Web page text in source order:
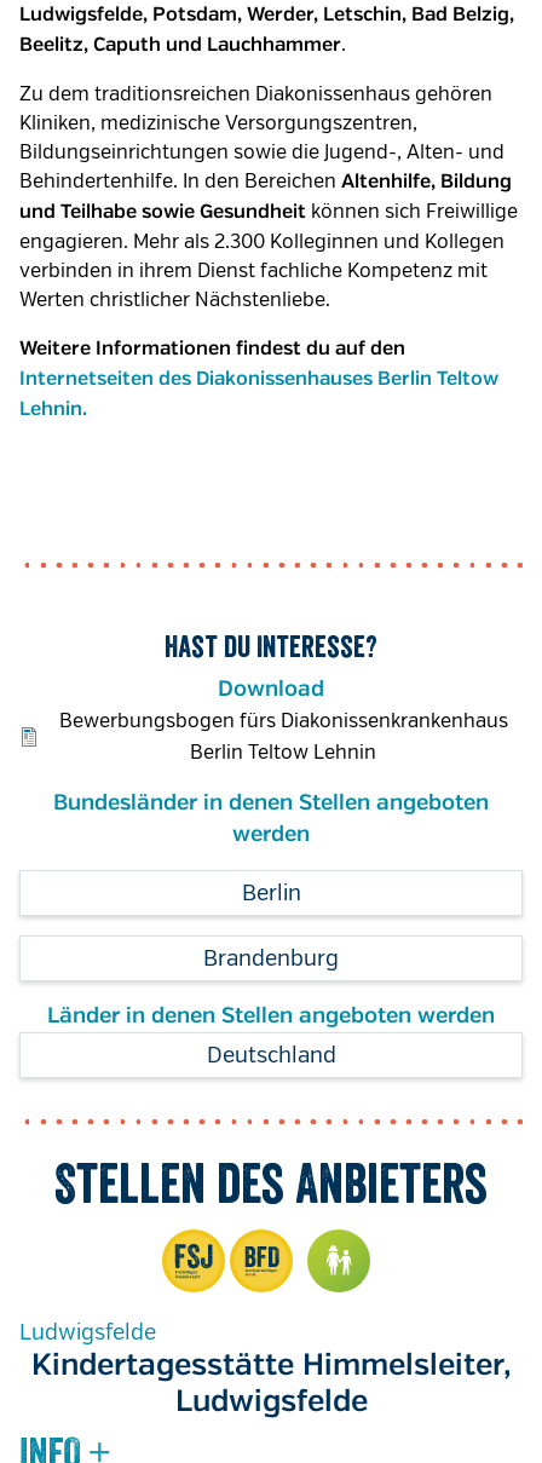
Ludwigsfelde, Potsdam, Werder, Letschin, Bad Belzig,
Beelitz, Caputh und Lauchhammer.
Zu dem traditionsreichen Diakonissenhaus gehören
Kliniken, medizinische Versorgungszentren,
Bildungseinrichtungen sowie die Jugend-, Alten- und
Behindertenhilfe. In den Bereichen Altenhilfe, Bildung
und Teilhabe sowie Gesundheit können sich Freiwillige
engagieren. Mehr als 2.300 Kolleginnen und Kollegen
verbinden in ihrem Dienst fachliche Kompetenz mit
Werten christlicher Nächstenliebe.
Weitere Informationen findest du auf den
Internetseiten des Diakonissenhauses Berlin Teltow
Lehnin.
Hast du Interesse?
Download
Bewerbungsbogen fürs Diakonissenkrankenhaus
Berlin Teltow Lehnin
Bundesländer in denen Stellen angeboten
werden
Berlin
Brandenburg
Länder in denen Stellen angeboten werden
Deutschland
Stellen des Anbieters
Ludwigsfelde
Kindertagesstätte Himmelsleiter,
Ludwigsfelde